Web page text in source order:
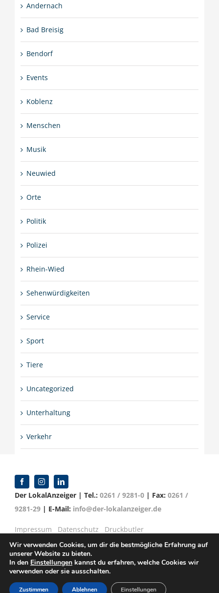
Andernach
Bad Breisig
Bendorf
Events
Koblenz
Menschen
Musik
Neuwied
Orte
Politik
Polizei
Rhein-Wied
Sehenwürdigkeiten
Service
Sport
Tiere
Uncategorized
Unterhaltung
Verkehr
Der LokalAnzeiger | Tel.: 0261 / 9281-0 | Fax: 0261 /
9281-29 | E-Mail: info@der-lokalanzeiger.de
Impressum Datenschutz Druckbutler
© Copyright 2016 -2026 | Verlag für Anzeigenblätter
GmbH | Mittelrheinstr. 2-4 | 56072 Koblenz
Wir verwenden Cookies, um dir die bestmögliche Erfahrung auf
unserer Website zu bieten.
In den Einstellungen kannst du erfahren, welche Cookies wir
verwenden oder sie ausschalten.
Zustimmen Ablehnen Einstellungen